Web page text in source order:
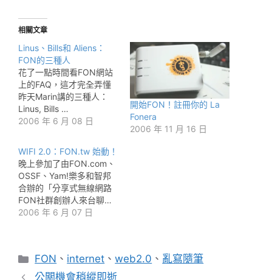
相關文章
Linus、Bills和 Aliens：
FON的三種人
花了一點時間看FON網站
上的FAQ，這才完全弄懂
昨天Marin講的三種人：
Linus, Bills …
2006 年 6 月 08 日
開始FON！註冊你的 La
Fonera
2006 年 11 月 16 日
WIFI 2.0：FON.tw 始動！
晚上參加了由FON.com、
OSSF、Yam!樂多和智邦
合辦的「分享式無線網路
FON社群創辦人來台聊…
2006 年 6 月 07 日
分
類
FON 、 internet 、web2.0 、 亂寫隨筆
公關機會稍縱即逝